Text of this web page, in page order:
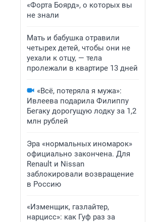
«Форта Боярд», о которых вы
не знали
Мать и бабушка отравили
четырех детей, чтобы они не
уехали к отцу, — тела
пролежали в квартире 13 дней
«Всё, потеряла я мужа»:
Ивлеева подарила Филиппу
Бегаку дорогущую лодку за 1,2
млн рублей
Эра «нормальных иномарок»
официально закончена. Для
Renault и Nissan
заблокировали возвращение
в Россию
«Изменщик, газлайтер,
нарцисс»: как Гуф раз за